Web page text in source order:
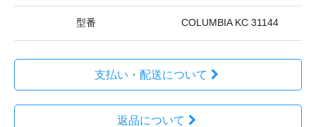
型番 COLUMBIA KC 31144
支払い・配送について
返品について